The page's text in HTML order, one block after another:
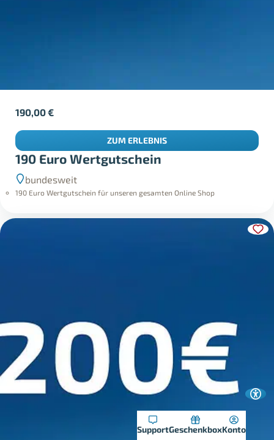
SupportGeschenkboxKonto
190 Euro Wertgutschein
bundesweit
190 Euro Wertgutschein für unseren gesamten Online Shop
190,00€
ZUM ERLEBNIS